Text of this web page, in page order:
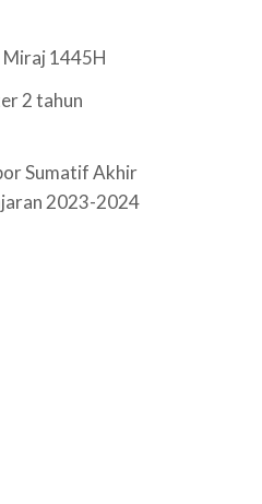
1445H
2 tahun
Sumatif Akhir
2023-2024